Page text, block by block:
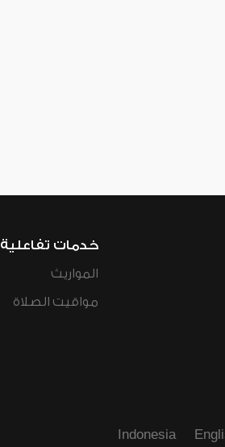
خدمات تفاعلية
المواريث
مواقيت الصلاة
Indonesia